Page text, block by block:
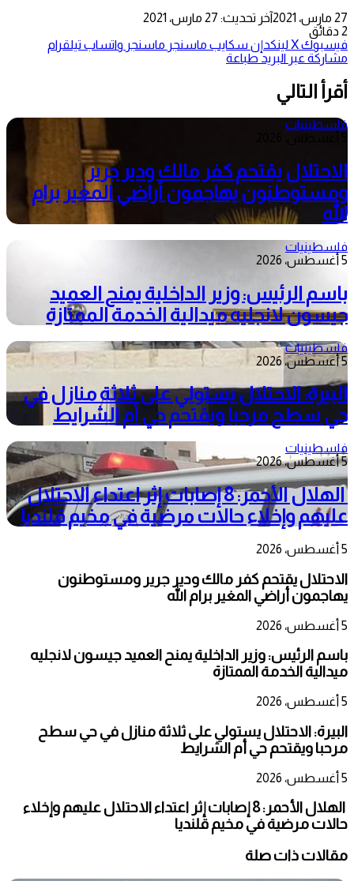
27 مارس، 2021
آخر تحديث: 27 مارس، 2021
2 دقائق
فيسبوك‫Xلينكدإن سكايب ماسنجر ماسنجر واتساب تيلقرام
مشاركة عبر البريد طباعة
أقرأ التالي
فلسطينيات
الاحتلال يقتحم كفر مالك ودير جرير
ومستوطنون يهاجمون أراضي المغير برام
الله
فلسطينيات
5 أغسطس، 2026
باسم الرئيس: وزير الداخلية يمنح العميد
جيسون لانجليه ميدالية الخدمة الممتازة
فلسطينيات
5 أغسطس، 2026
البيرة: الاحتلال يستولي على ثلاثة منازل في
حي سطح مرحبا ويقتحم حي أم الشرايط
فلسطينيات
5 أغسطس، 2026
الهلال الأحمر: 8 إصابات إثر اعتداء الاحتلال
عليهم وإخلاء حالات مرضية في مخيم قلنديا
5 أغسطس، 2026
الاحتلال يقتحم كفر مالك ودير جرير ومستوطنون
يهاجمون أراضي المغير برام الله
5 أغسطس، 2026
باسم الرئيس: وزير الداخلية يمنح العميد جيسون لانجليه
ميدالية الخدمة الممتازة
5 أغسطس، 2026
البيرة: الاحتلال يستولي على ثلاثة منازل في حي سطح
مرحبا ويقتحم حي أم الشرايط
5 أغسطس، 2026
الهلال الأحمر: 8 إصابات إثر اعتداء الاحتلال عليهم وإخلاء
حالات مرضية في مخيم قلنديا
مقالات ذات صلة